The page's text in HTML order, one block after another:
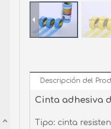
Descripción del
Cinta adhesiva
Tipo: cinta